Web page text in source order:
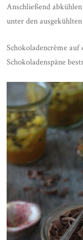
Anschließend
unter den
Schokoladencrème
Schokoladenspäne